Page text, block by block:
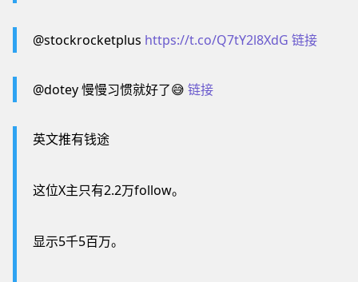
@stockrocketplus https://t.co/Q7tY2l8XdG 链接
@dotey 慢慢习惯就好了😅 链接
英文推有钱途
这位X主只有2.2万follow。
显示5千5百万。